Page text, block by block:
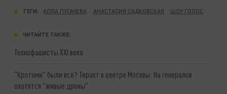
ТЕГИ: АЛЛА ПУГАЧЕВА АНАСТАСИЯ САДКОВСКАЯ ШОУ ГОЛОС
ЧИТАЙТЕ ТАКЖЕ:
Технофашисты XXI века
"Кротами" были все? Теракт в центре Москвы: На генералов
охотятся "живые дроны"